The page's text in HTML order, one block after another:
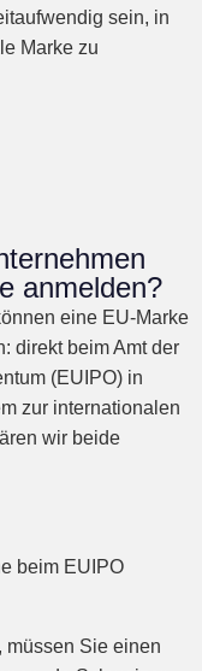
sein, in
Marke zu
anmelden?
eine EU-Marke
direkt beim Amt der
(EUIPO) in
zur internationalen
wir beide
beim EUIPO
müssen Sie einen